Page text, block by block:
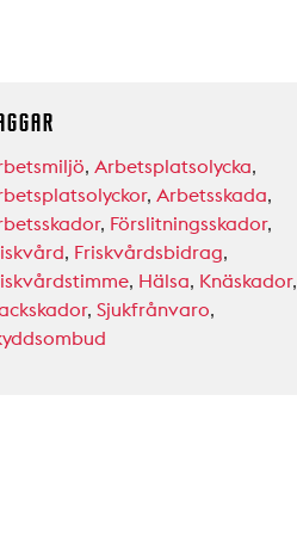
, Arbetsplatsolycka,
, Arbetsskada,
, Förslitningsskador,
, Friskvårdsbidrag,
, Hälsa, Knäskador,
, Sjukfrånvaro,